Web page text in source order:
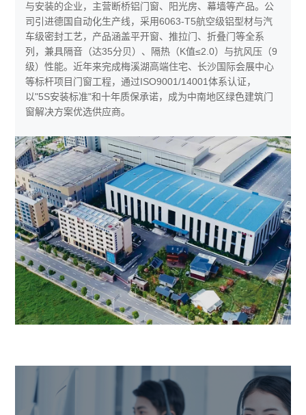
与安装的企业，主营断桥铝门窗、阳光房、幕墙等产品。公
司引进德国自动化生产线，采用6063-T5航空级铝型材与汽
车级密封工艺，产品涵盖平开窗、推拉门、折叠门等全系
列，兼具隔音（达35分贝）、隔热（K值≤2.0）与抗风压（9
级）性能。近年来完成梅溪湖高端住宅、长沙国际会展中心
等标杆项目门窗工程，通过ISO9001/14001体系认证，
以"5S安装标准"和十年质保承诺，成为中南地区绿色建筑门
窗解决方案优选供应商。